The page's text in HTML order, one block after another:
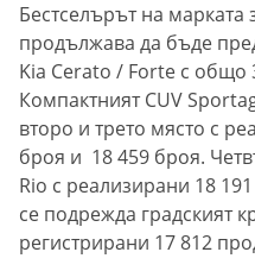
Бестселърът на
продължава да бъде
Kia Cerato / Forte с общо
Компактният CUV
второ и трето място с
броя и 18 459 броя.
Rio с реализирани 18
се подрежда градският
регистрирани 17 812